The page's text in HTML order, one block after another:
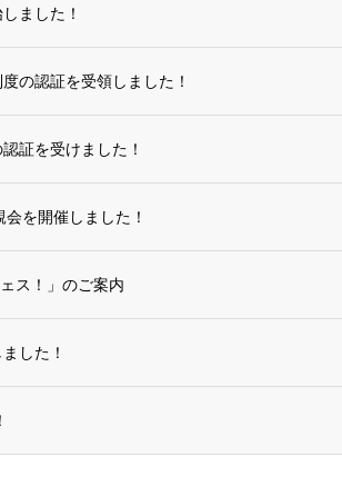
ました！
の認証を受領しました！
証を受けました！
を開催しました！
ス！」のご案内
した！